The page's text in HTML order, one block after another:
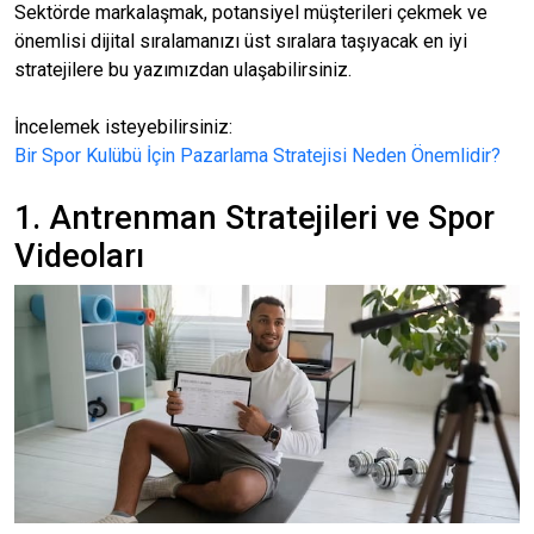
Sektörde markalaşmak, potansiyel müşterileri çekmek ve
önemlisi dijital sıralamanızı üst sıralara taşıyacak en iyi
stratejilere bu yazımızdan ulaşabilirsiniz.
İncelemek isteyebilirsiniz:
Bir Spor Kulübü İçin Pazarlama Stratejisi Neden Önemlidir?
1. Antrenman Stratejileri ve Spor
Videoları